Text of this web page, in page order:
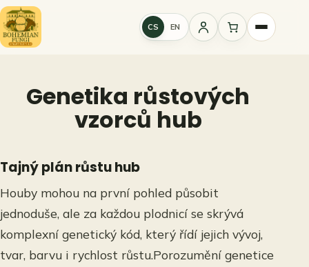
Přeskočit
na
obsah
CS EN
Přihlášení
Genetika růstových
vzorců hub
Tajný plán růstu hub
Houby mohou na první pohled působit
jednoduše, ale za každou plodnicí se skrývá
komplexní genetický kód, který řídí jejich vývoj,
tvar, barvu i rychlost růstu.Porozumění genetice